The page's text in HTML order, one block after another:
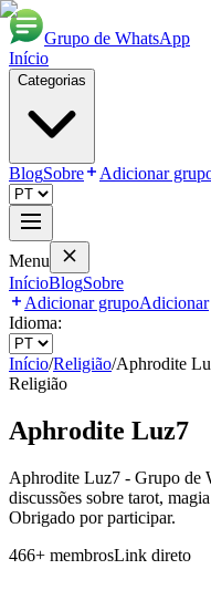
Grupo de WhatsApp
Início
Categorias
BlogSobre Adicionar
Menu
InícioBlogSobre
Adicionar grupoAdicionar
Idioma:
Início/Religião/Aphrodite
Religião
Aphrodite Luz7
Aphrodite Luz7 - Grupo de
discussões sobre tarot,
Obrigado por participar.
466+ membrosLink direto